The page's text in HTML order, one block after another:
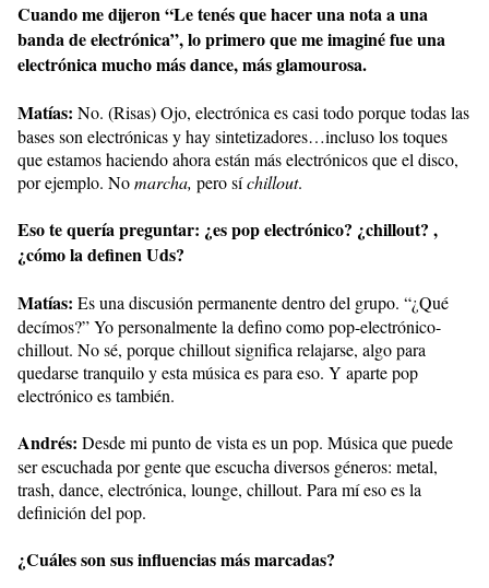
Cuando me dijeron “Le tenés que hacer una nota a una
banda de electrónica”, lo primero que me imaginé fue una
electrónica mucho más dance, más glamourosa.
Matías: No. (Risas) Ojo, electrónica es casi todo porque todas las
bases son electrónicas y hay sintetizadores…incluso los toques
que estamos haciendo ahora están más electrónicos que el disco,
por ejemplo. Nomarcha, pero síchillout.
Eso te quería preguntar: ¿es pop electrónico? ¿chillout? ,
¿cómo la definen Uds?
Matías: Es una discusión permanente dentro del grupo. “¿Qué
decímos?” Yo personalmente la defino como pop-electrónico-
chillout. No sé, porque chillout significa relajarse, algo para
quedarse tranquilo y esta música es para eso. Y aparte pop
electrónico es también.
Andrés: Desde mi punto de vista es un pop. Música que puede
ser escuchada por gente que escucha diversos géneros: metal,
trash, dance, electrónica, lounge, chillout. Para mí eso es la
definición del pop.
¿Cuáles son sus influencias más marcadas?